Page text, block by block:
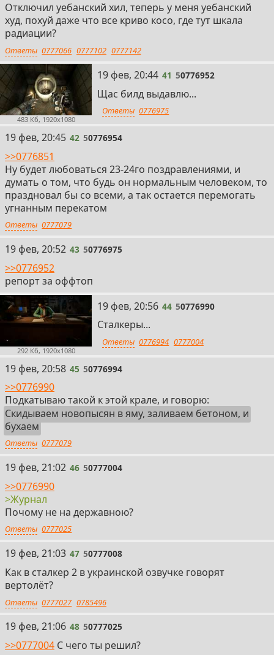
Отключил уебанский хил, теперь у меня уебанский
худ, похуй даже что все криво косо, где тут шкала
радиации?
Ответы 0777066 0777102 0777142
483 Кб, 1920x1080
41
19 фев, 20:44 41 50776952
Щас билд выдавлю...
Ответы 0776975
42
19 фев, 20:45 42 50776954
>>0776851
Ну будет любоваться 23-24го поздравлениями, и
думать о том, что будь он нормальным человеком, то
праздновал бы со всеми, а так остается перемогать
угнанным перекатом
Ответы 0777079
43
19 фев, 20:52 43 50776975
>>0776952
репорт за оффтоп
292 Кб, 1920x1080
44
19 фев, 20:56 44 50776990
Сталкеры...
Ответы 0776994 0777004
45
19 фев, 20:58 45 50776994
>>0776990
Подкатываю такой к этой крале, и говорю:
Скидываем новопысян в яму, заливаем бетоном, и
бухаем
Ответы 0777079
46
19 фев, 21:02 46 50777004
>>0776990
>Журнал
Почому не на державною?
Ответы 0777025
47
19 фев, 21:03 47 50777008
Как в сталкер 2 в украинской озвучке говорят
вертолёт?
Ответы 0777027 0785496
48
19 фев, 21:06 48 50777025
>>0777004 С чего ты решил?